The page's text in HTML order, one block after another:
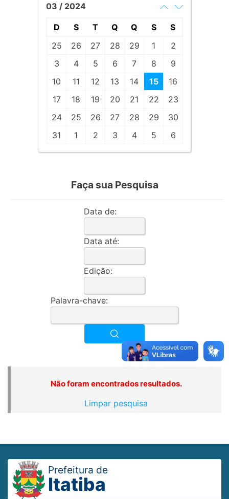
03 / 2024
D S T Q Q S
S
25
26 27 28 29 1
2
3
4 5 6 7 8
9
10
11 12 13 14 15
16
17
18 19 20 21 22
23
24
25 26 27 28 29
30
31
1 2 3 4 5 6
Faça sua Pesquisa
Data de:
Data até:
Edição:
Palavra-chave:
Não foram encontrados resultados.
Limpar pesquisa
Prefeitura de
Itatiba